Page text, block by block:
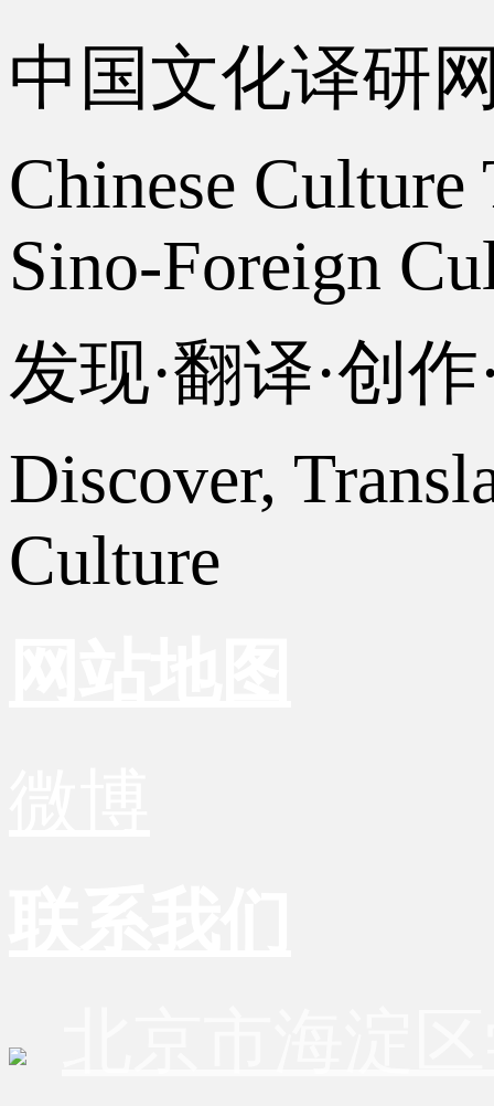
中国文化译研
Chinese
Sino-Foreign
发现·翻译·创
Discover,
Culture